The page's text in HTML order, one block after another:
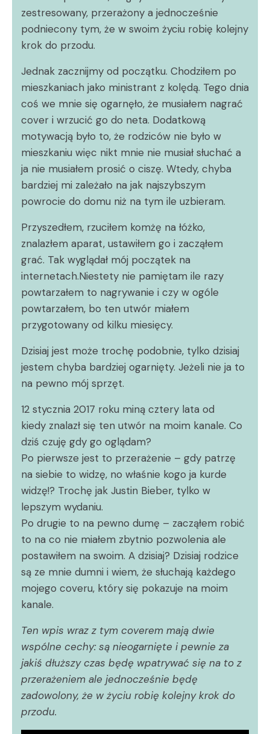
zestresowany, przerażony a jednocześnie
podniecony tym, że w swoim życiu robię kolejny
krok do przodu.
Jednak zacznijmy od początku. Chodziłem po
mieszkaniach jako ministrant z kolędą. Tego dnia
coś we mnie się ogarnęło, że musiałem nagrać
cover i wrzucić go do neta. Dodatkową
motywacją było to, że rodziców nie było w
mieszkaniu więc nikt mnie nie musiał słuchać a
ja nie musiałem prosić o ciszę. Wtedy, chyba
bardziej mi zależało na jak najszybszym
powrocie do domu niż na tym ile uzbieram.
Przyszedłem, rzuciłem komżę na łóżko,
znalazłem aparat, ustawiłem go i zacząłem
grać. Tak wyglądał mój początek na
internetach.Niestety nie pamiętam ile razy
powtarzałem to nagrywanie i czy w ogóle
powtarzałem, bo ten utwór miałem
przygotowany od kilku miesięcy.
Dzisiaj jest może trochę podobnie, tylko dzisiaj
jestem chyba bardziej ogarnięty. Jeżeli nie ja to
na pewno mój sprzęt.
12 stycznia 2017 roku miną cztery lata od
kiedy znalazł się ten utwór na moim kanale. Co
dziś czuję gdy go oglądam?
Po pierwsze jest to przerażenie – gdy patrzę
na siebie to widzę, no właśnie kogo ja kurde
widzę!? Trochę jak Justin Bieber, tylko w
lepszym wydaniu.
Po drugie to na pewno dumę – zacząłem robić
to na co nie miałem zbytnio pozwolenia ale
postawiłem na swoim. A dzisiaj? Dzisiaj rodzice
są ze mnie dumni i wiem, że słuchają każdego
mojego coveru, który się pokazuje na moim
kanale.
Ten wpis wraz z tym coverem mają dwie
wspólne cechy: są nieogarnięte i pewnie za
jakiś dłuższy czas będę wpatrywać się na to z
przerażeniem ale jednocześnie będę
zadowolony, że w życiu robię kolejny krok do
przodu.